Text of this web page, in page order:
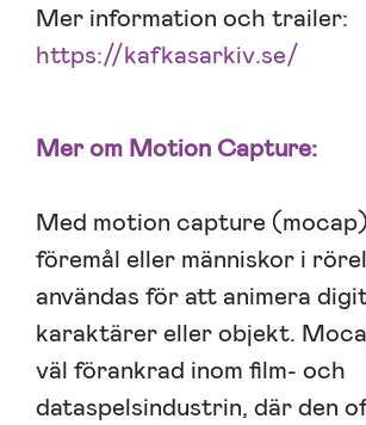
Mer information och trailer:
https://kafkasarkiv.se/
Mer om Motion Capture:
Med motion capture
föremål eller människor i
användas för att animera
karaktärer eller objekt.
väl förankrad inom film- och
dataspelsindustrin, där den